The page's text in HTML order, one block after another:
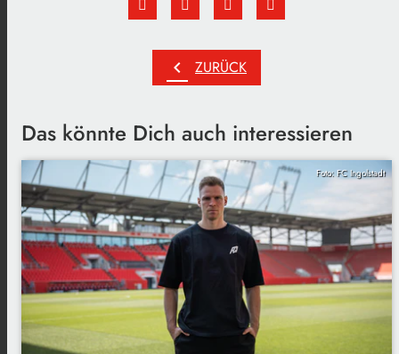
chevron_left ZURÜCK
Das könnte Dich auch interessieren
Foto: FC Ingolstadt